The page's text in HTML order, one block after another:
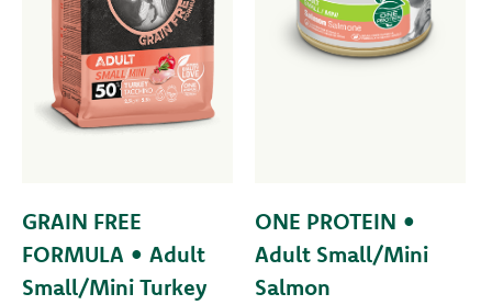
GRAIN FREE
FORMULA • Adult
Small/Mini Turkey
ONE PROTEIN •
Adult Small/Mini
Salmon